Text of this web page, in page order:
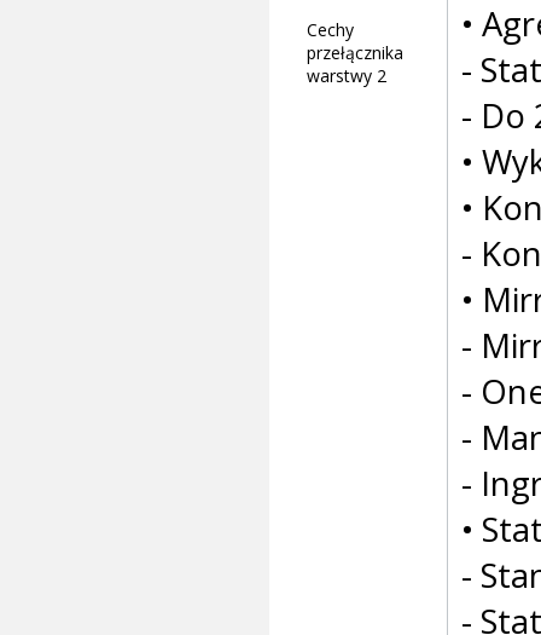
Cechy
przełącznika
warstwy 2
•
-
- Do
•
•
-
•
-
-
-
-
•
-
-